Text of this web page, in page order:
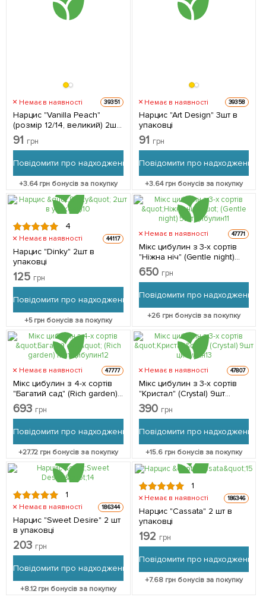
Немає в наявності 39351
Нарцис "Vanilla Peach"
(розмір 12/14, великий) 2шт
в упаковці
91 грн
Повідомити про надходження
+3.64грн бонусів за покупку
Немає в наявності 39358
Нарцис "Art Design" 3шт в
упаковці
91 грн
Повідомити про надходження
+3.64грн бонусів за покупку
4
Немає в наявності 44117
Нарцис "Dinky" 2шт в
упаковці
125 грн
Повідомити про надходження
+5грн бонусів за покупку
Немає в наявності 47771
Мікс цибулин з 3-х сортів
"Ніжна ніч" (Gentle night)
5шт цибулин
650 грн
Повідомити про надходження
+26 грн бонусів за покупку
Немає в наявності 47777
Мікс цибулин з 4-х сортів
"Багатий сад" (Rich garden)
11шт цибулин
693 грн
Повідомити про надходження
+27.72 грн бонусів за покупку
Немає в наявності 47807
Мікс цибулин з 3-х сортів
"Кристал" (Crystal) 9шт
цибулин
390 грн
Повідомити про надходження
+15.6грн бонусів за покупку
1
Немає в наявності 186344
Нарцис "Sweet Desire" 2 шт
в упаковці
203 грн
Повідомити про надходження
+8.12грн бонусів за покупку
1
Немає в наявності 186346
Нарцис "Cassata" 2 шт в
упаковці
192 грн
Повідомити про надходження
+7.68грн бонусів за покупку